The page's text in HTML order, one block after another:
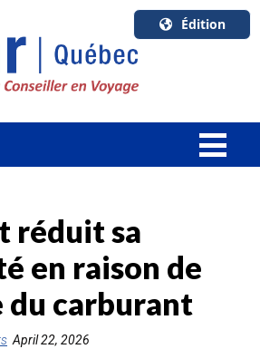
Édition
U.S.A.
English
Canada
réduit sa
en raison de
du carburant
April 22, 2026